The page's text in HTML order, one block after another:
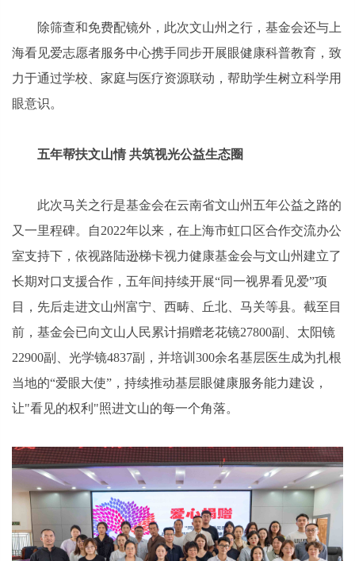
除筛查和免费配镜外，此次文山州之行，基金会还与上
海看见爱志愿者服务中心携手同步开展眼健康科普教育，致
力于通过学校、家庭与医疗资源联动，帮助学生树立科学用
眼意识。
五年帮扶文山情 共筑视光公益生态圈
此次马关之行是基金会在云南省文山州五年公益之路的
又一里程碑。自2022年以来，在上海市虹口区合作交流办公
室支持下，依视路陆逊梯卡视力健康基金会与文山州建立了
长期对口支援合作，五年间持续开展“同一视界看见爱”项
目，先后走进文山州富宁、西畴、丘北、马关等县。截至目
前，基金会已向文山人民累计捐赠老花镜27800副、太阳镜
22900副、光学镜4837副，并培训300余名基层医生成为扎根
当地的“爱眼大使”，持续推动基层眼健康服务能力建设，
让"看见的权利"照进文山的每一个角落。